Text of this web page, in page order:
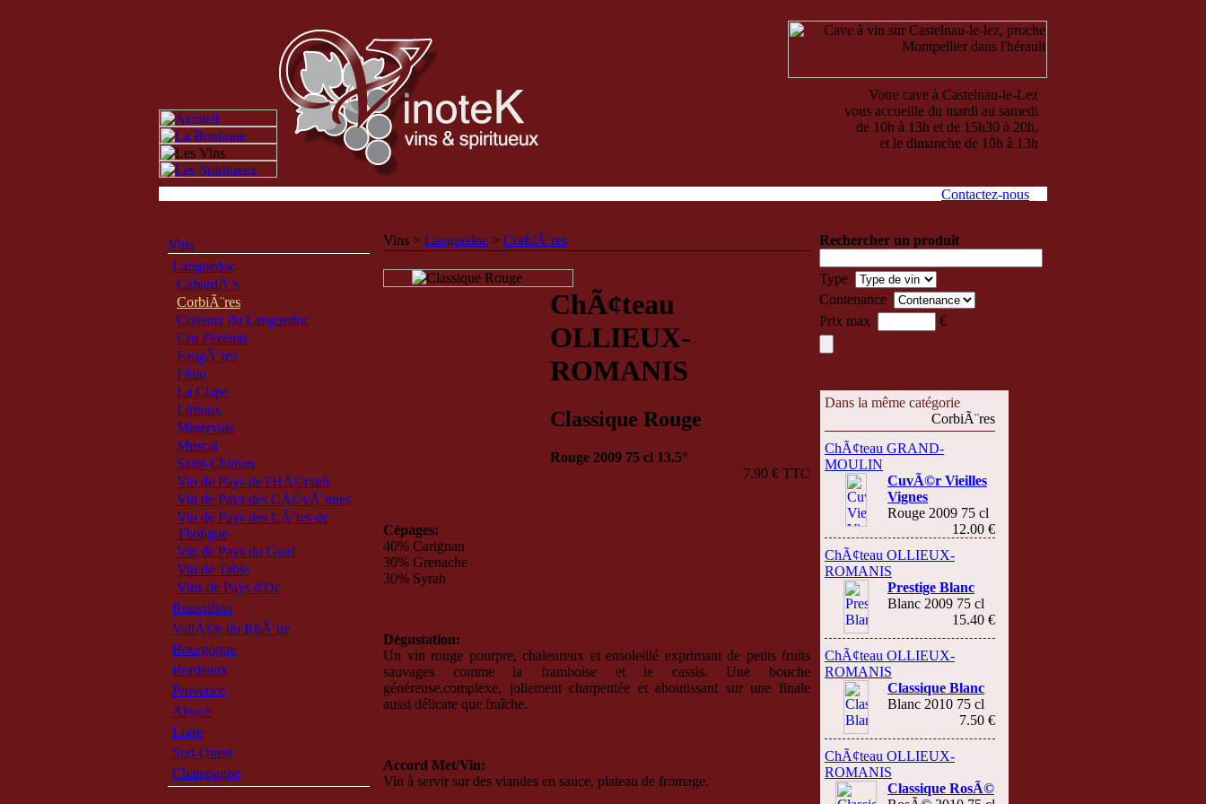
Votre cave à Castelnau-le-Lez
vous accueille du mardi au samedi
de 10h à 13h et de 15h30 à 20h,
et le dimanche de 10h à 13h
Contactez-nous
Vins
Languedoc
CabardÃ¨s
CorbiÃ¨res
Coteaux du Languedoc
Cru Pezenas
FaugÃ¨res
Fitou
La Clape
Limoux
Minervois
Muscat
Saint-Chinian
Vin de Pays de l'HÃ©rault
Vin de Pays des CÃ©vÃ¨nnes
Vin de Pays des CÃ´tes de
Thongue
Vin de Pays du Gard
Vin de Table
Vins de Pays d'Oc
Roussillon
VallÃ©e du RhÃ´ne
Bourgogne
Bordeaux
Provence
Alsace
Loire
Sud-Ouest
Champagne
Vins > Languedoc > CorbiÃ¨res
ChÃ¢teau
OLLIEUX-
ROMANIS
Classique Rouge
Rouge 2009 75 cl 13.5°
7.90 € TTC
Cépages:
40% Carignan
30% Grenache
30% Syrah
Dégustation:
Un vin rouge pourpre, chaleureux et ensoleillé exprimant de petits fruits
sauvages comme la framboise et le cassis. Une bouche
généreuse,complexe, joliement charpentée et aboutissant sur une finale
aussi délicate que fraîche.
Accord Met/Vin:
Vin à servir sur des viandes en sauce, plateau de fromage.
Rechercher un produit
Type
Contenance
Prix max
€
Dans la même catégorie
CorbiÃ¨res
ChÃ¢teau GRAND-
MOULIN
CuvÃ©r Vieilles
Vignes
Rouge 2009 75 cl
12.00 €
ChÃ¢teau OLLIEUX-
ROMANIS
Prestige Blanc
Blanc 2009 75 cl
15.40 €
ChÃ¢teau OLLIEUX-
ROMANIS
Classique Blanc
Blanc 2010 75 cl
7.50 €
ChÃ¢teau OLLIEUX-
ROMANIS
Classique RosÃ©